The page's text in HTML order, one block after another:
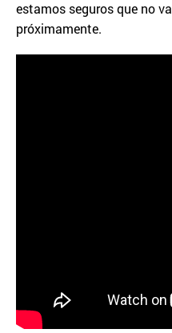
estamos seguros que no
próximamente.